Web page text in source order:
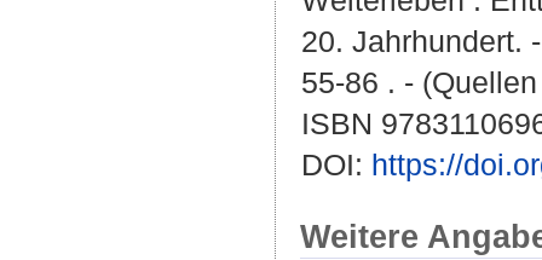
20. Jahrhundert.
55-86 . -
ISBN
DOI: https://
Weitere